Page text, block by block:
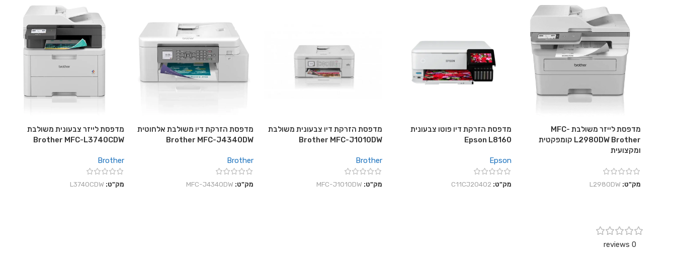
מדפסת לייזר משולבת MFC-
L2980DW Brother קומפקטית
ומקצועית
מק"ט: L2980DW
מדפסת הזרקת דיו פוטו צבעונית
Epson L8160
Epson
מק"ט: C11CJ20402
מדפסת הזרקת דיו צבעונית משולבת
Brother MFC-J1010DW
Brother
מק"ט: MFC-J1010DW
מדפסת הזרקת דיו משולבת אלחוטית
Brother MFC-J4340DW
Brother
מק"ט: ‎MFC-J4340DW
מדפסת לייזר צבעונית משולבת
Brother MFC-L3740CDW
Brother
מק"ט: L3740CDW
0 reviews